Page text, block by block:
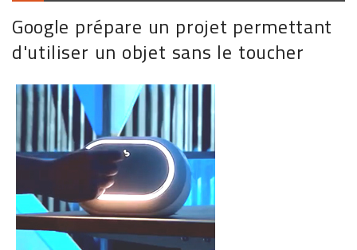
Google prépare un projet permettant
d'utiliser un objet sans le toucher